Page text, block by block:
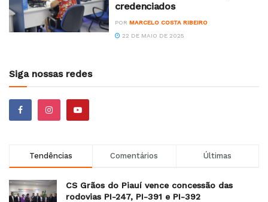
credenciados
POR MARCELO COSTA RIBEIRO
22 DE MAIO DE 2025
Siga nossas redes
Tendências Comentários Últimas
CS Grãos do Piauí vence concessão das
rodovias PI-247, PI-391 e PI-392